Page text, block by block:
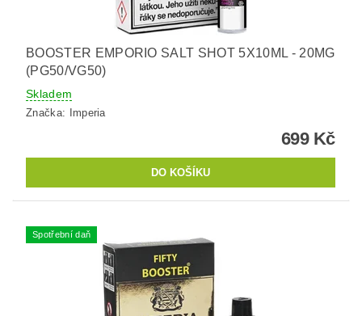
BOOSTER EMPORIO SALT SHOT 5X10ML - 20MG
(PG50/VG50)
Skladem
Značka: Imperia
699 Kč
Spotřební daň